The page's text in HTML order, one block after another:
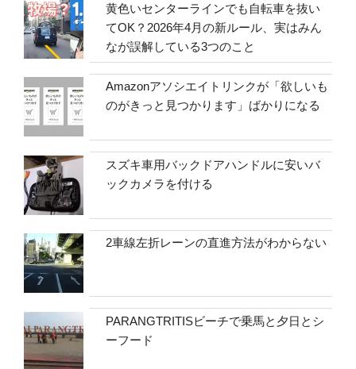
黄色いセンターラインでも自転車を抜い
てOK？2026年4月の新ルール、実はみん
なが誤解している3つのこと
Amazonアソシエイトリンクが「欲しいも
のがきっと見つかります」ばかりになる
スズキ車用バックドアハンドルに安いバ
ックカメラを付ける
2車線左折レーンの直進方法がわからない
PARANGTRITISビーチで乗馬と夕日とシ
ーフード